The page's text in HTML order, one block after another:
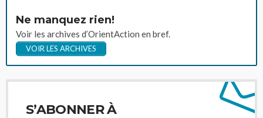
Ne manquez rien!
Voir les archives d’OrientAction en bref.
VOIR LES ARCHIVES
S’ABONNER À